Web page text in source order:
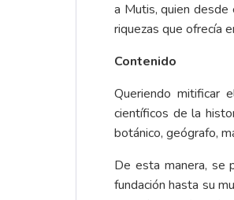
a Mutis, quien
riquezas que ofrecía
Contenido
Queriendo mitificar
científicos de la
botánico, geógrafo,
De esta manera, se
fundación hasta su